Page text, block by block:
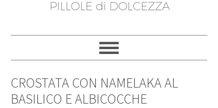
CROSTATA CON NAMELAKA AL
BASILICO E ALBICOCCHE